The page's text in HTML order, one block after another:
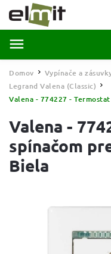
Domov / Vypínače a
Legrand Valena (Classic) /
Valena - 774227 -
Valena -
spínačom
Biela